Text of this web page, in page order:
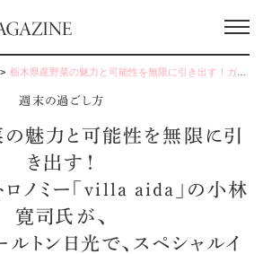
栃木県産野菜の魅力と可能性を無限に引き出す！ガーデンガストロノミー「villa aida」の小林寛司氏が、ザ・リッツ・カールトン日光で、スペシャルイベントを開催。
週末の過ごし方
魅力と可能性を無限に引
き出す！
ロノミー「villa aida」の小林
寛司氏が、
ルトン日光で、スペシャルイ